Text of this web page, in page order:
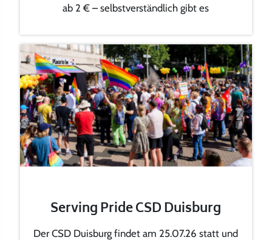
ab 2 € – selbstverständlich gibt es
Serving Pride CSD Duisburg
Der CSD Duisburg findet am 25.07.26 statt und